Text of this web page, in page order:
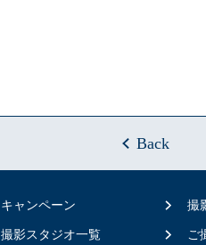
Back
キャンペーン 撮
撮影スタジオ一覧 ご